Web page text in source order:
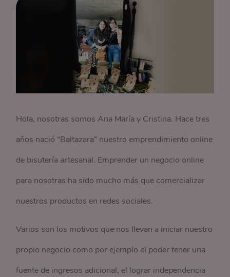
Hola, nosotras somos Ana María y Cristina. Hace tres
años nació “Baltazara” nuestro emprendimiento online
de bisutería artesanal. Emprender un negocio online
para nosotras ha sido mucho más que comercializar
nuestros productos en redes sociales.
Varios son los motivos que nos llevan a iniciar nuestro
propio negocio como por ejemplo el poder tener una
fuente de ingresos adicional, el lograr independencia